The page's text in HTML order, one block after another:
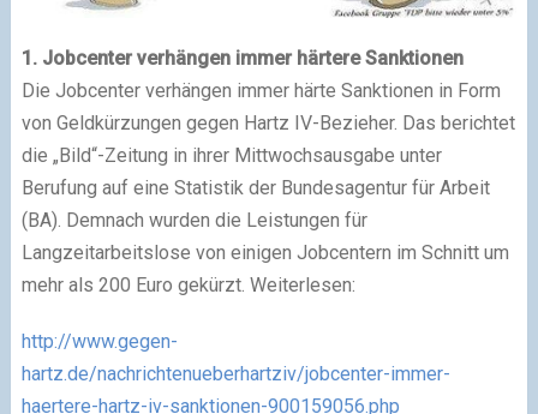
1. Jobcenter verhängen immer härtere Sanktionen
Die Jobcenter verhängen immer härte Sanktionen in Form
von Geldkürzungen gegen Hartz IV-Bezieher. Das berichtet
die „Bild“-Zeitung in ihrer Mittwochsausgabe unter
Berufung auf eine Statistik der Bundesagentur für Arbeit
(BA). Demnach wurden die Leistungen für
Langzeitarbeitslose von einigen Jobcentern im Schnitt um
mehr als 200 Euro gekürzt. Weiterlesen:
http://www.gegen-
hartz.de/nachrichtenueberhartziv/jobcenter-immer-
haertere-hartz-iv-sanktionen-900159056.php